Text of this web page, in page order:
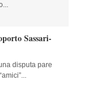
Sassari-
disputa pare